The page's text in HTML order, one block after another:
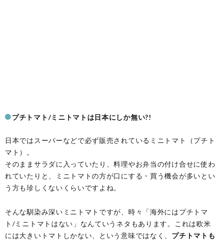
プチトマト/ミニトマトは日本にしか無い?!
日本ではスーパーなどで必ず販売されているミニトマト（プチト
マト）。
そのままサラダに入っていたり、料理やお弁当の付け合せに使わ
れていたりと、ミニトマトの方が口にする・買う機会が多いとい
う方も珍しくないくらいですよね。
そんな馴染み深いミニトマトですが、時々「海外にはプチトマ
ト/ミニトマトはない」なんていうネタもあります。これは欧米
には大きいトマトしかない、という意味ではなく、 プチトマトも